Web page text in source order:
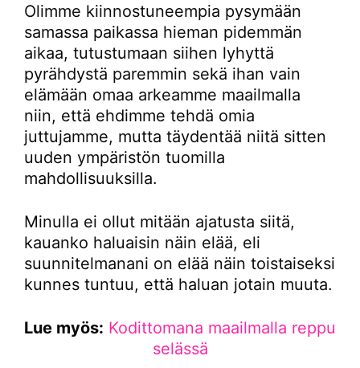
Olimme kiinnostuneempia pysymään
samassa paikassa hieman pidemmän
aikaa, tutustumaan siihen lyhyttä
pyrähdystä paremmin sekä ihan vain
elämään omaa arkeamme maailmalla
niin, että ehdimme tehdä omia
juttujamme, mutta täydentää niitä sitten
uuden ympäristön tuomilla
mahdollisuuksilla.
Minulla ei ollut mitään ajatusta siitä,
kauanko haluaisin näin elää, eli
suunnitelmanani on elää näin toistaiseksi
kunnes tuntuu, että haluan jotain muuta.
Lue myös: Kodittomana maailmalla reppu
selässä